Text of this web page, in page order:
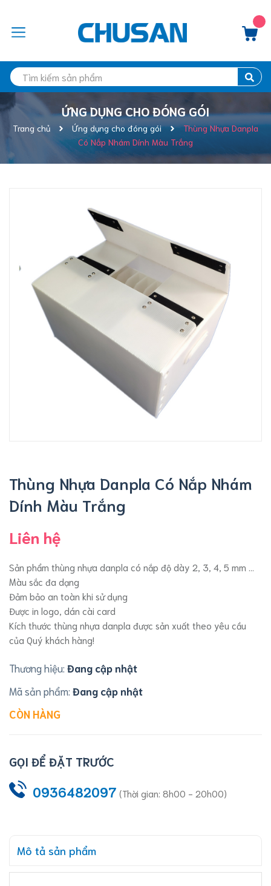
ỨNG DỤNG CHO ĐÓNG GÓI
Trang chủ Ứng dụng cho đóng gói
Thùng Nhựa Danpla
Có Nắp Nhám Dính Màu Trắng
Thùng Nhựa Danpla Có Nắp Nhám
Dính Màu Trắng
Liên hệ
Sản phẩm thùng nhựa danpla có nắp độ dày 2, 3, 4, 5 mm ...
Màu sắc đa dạng
Đảm bảo an toàn khi sử dụng
Được in logo, dán cài card
Kích thước thùng nhựa danpla được sản xuất theo yêu cầu
của Quý khách hàng!
Thương hiệu: Đang cập nhật
Mã sản phẩm: Đang cập nhật
CÒN HÀNG
GỌI ĐỂ ĐẶT TRƯỚC
0936482097 (Thời gian: 8h00 - 20h00)
Mô tả sản phẩm